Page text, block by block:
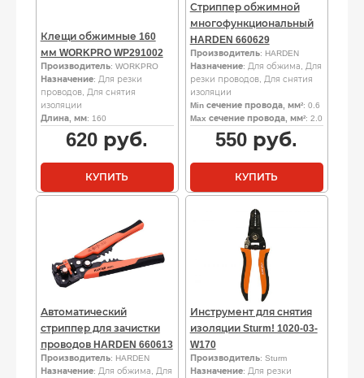
Клещи обжимные 160
мм WORKPRO WP291002
Производитель: WORKPRO
Назначение: Для резки
проводов, Для снятия
изоляции
Длина, мм: 160
620 руб.
КУПИТЬ
Стриппер обжимной
многофункциональный
HARDEN 660629
Производитель: HARDEN
Назначение: Для обжима, Для
резки проводов, Для снятия
изоляции
Min сечение провода, мм²: 0.6
Max сечение провода, мм²: 2.0
550 руб.
КУПИТЬ
Автоматический
стриппер для зачистки
проводов HARDEN 660613
Производитель: HARDEN
Назначение: Для обжима, Для
Инструмент для снятия
изоляции Sturm! 1020-03-
W170
Производитель: Sturm
Назначение: Для резки